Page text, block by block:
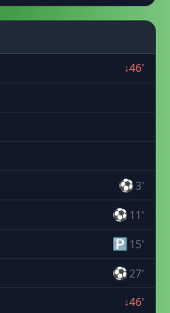
↓46'
⚽3'
⚽ 11'
🅿15'
⚽27'
↓46'